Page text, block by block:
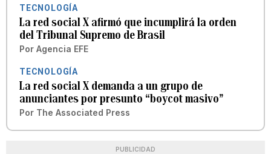
TECNOLOGÍA
La red social X afirmó que incumplirá la orden
del Tribunal Supremo de Brasil
Por Agencia EFE
TECNOLOGÍA
La red social X demanda a un grupo de
anunciantes por presunto “boycot masivo”
Por The Associated Press
PUBLICIDAD